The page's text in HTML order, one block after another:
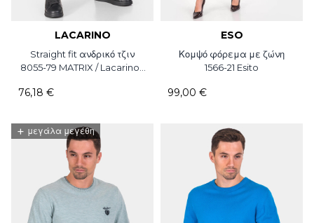
LACARINO
Straight fit ανδρικό τζιν
8055-79 MATRIX / Lacarino /
76,18 €
ESO
Κομψό φόρεμα με ζώνη
1566-21 Esito
99,00 €
+ μεγάλα μεγέθη